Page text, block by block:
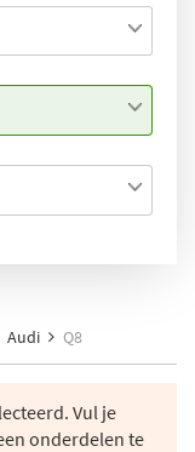
Audi Q8
Vul je
onderdelen te